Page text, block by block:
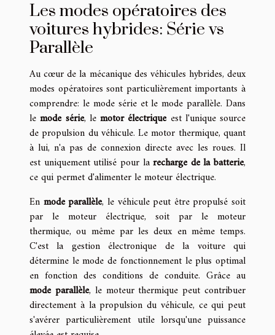
Les modes opératoires des
voitures hybrides: Série vs
Parallèle
Au cœur de la mécanique des véhicules hybrides, deux
modes opératoires sont particulièrement importants à
comprendre: le mode série et le mode parallèle. Dans
lemode série, le motor électriqueest l'unique source
de propulsion du véhicule. Le motor thermique, quant
à lui, n'a pas de connexion directe avec les roues. Il
est uniquement utilisé pour larecharge de la batterie,
ce qui permet d'alimenter le moteur électrique.
En mode parallèle, le véhicule peut être propulsé soit
par le moteur électrique, soit par le moteur
thermique, ou même par les deux en même temps.
C'est la gestion électronique de la voiture qui
détermine le mode de fonctionnement le plus optimal
en fonction des conditions de conduite. Grâce au
mode parallèle, le moteur thermique peut contribuer
directement à la propulsion du véhicule, ce qui peut
s'avérer particulièrement utile lorsqu'une puissance